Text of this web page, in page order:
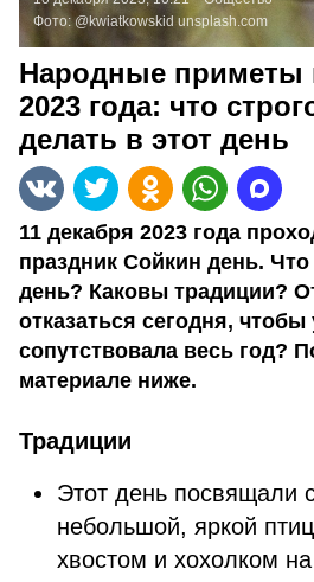
Фото:@kwiatkowskid unsplash.com
Народные приметы
2023 года: что
делать в этот день
11 декабря 2023 года
праздник Сойкин день. Что
день? Каковы традиции?
отказаться сегодня, чтобы
сопутствовала весь год?
материале ниже.
Традиции
Этот день посвящали
небольшой, яркой
хвостом и хохолком